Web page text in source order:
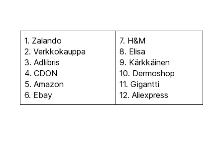
1. Zalando
2. Verkkokauppa
3. Adlibris
4. CDON
5. Amazon
6. Ebay
7. H&M
8. Elisa
9. Kärkkäinen
10. Dermoshop
11. Gigantti
12. Aliexpress